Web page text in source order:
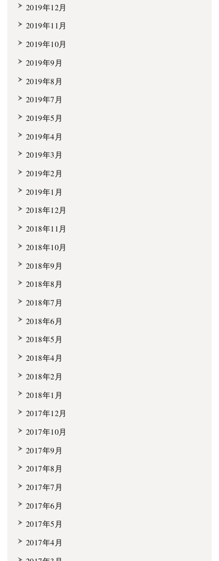
2019年12月
2019年11月
2019年10月
2019年9月
2019年8月
2019年7月
2019年5月
2019年4月
2019年3月
2019年2月
2019年1月
2018年12月
2018年11月
2018年10月
2018年9月
2018年8月
2018年7月
2018年6月
2018年5月
2018年4月
2018年2月
2018年1月
2017年12月
2017年10月
2017年9月
2017年8月
2017年7月
2017年6月
2017年5月
2017年4月